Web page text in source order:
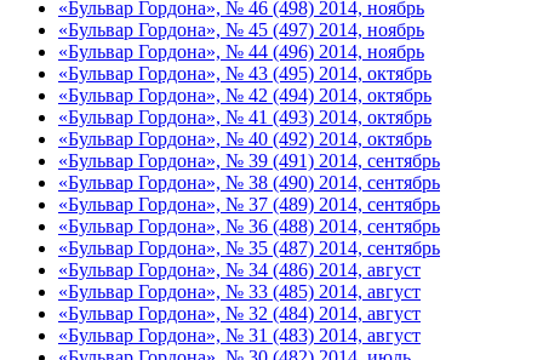
«Бульвар Гордона», № 46 (498) 2014, ноябрь
«Бульвар Гордона», № 45 (497) 2014, ноябрь
«Бульвар Гордона», № 44 (496) 2014, ноябрь
«Бульвар Гордона», № 43 (495) 2014, октябрь
«Бульвар Гордона», № 42 (494) 2014, октябрь
«Бульвар Гордона», № 41 (493) 2014, октябрь
«Бульвар Гордона», № 40 (492) 2014, октябрь
«Бульвар Гордона», № 39 (491) 2014, сентябрь
«Бульвар Гордона», № 38 (490) 2014, сентябрь
«Бульвар Гордона», № 37 (489) 2014, сентябрь
«Бульвар Гордона», № 36 (488) 2014, сентябрь
«Бульвар Гордона», № 35 (487) 2014, сентябрь
«Бульвар Гордона», № 34 (486) 2014, август
«Бульвар Гордона», № 33 (485) 2014, август
«Бульвар Гордона», № 32 (484) 2014, август
«Бульвар Гордона», № 31 (483) 2014, август